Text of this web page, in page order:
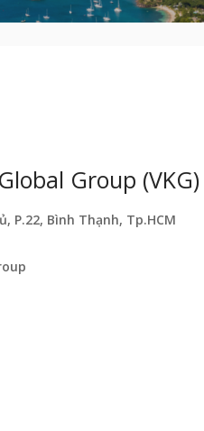
Group (VKG)
P.22, Bình Thạnh, Tp.HCM